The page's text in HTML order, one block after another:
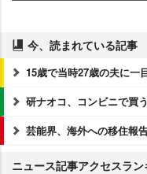
今、読まれている記事
15歳で当時27歳の夫に一
研ナオコ、コンビニで買
芸能界、海外への移住報
ニュース記事アクセスラ